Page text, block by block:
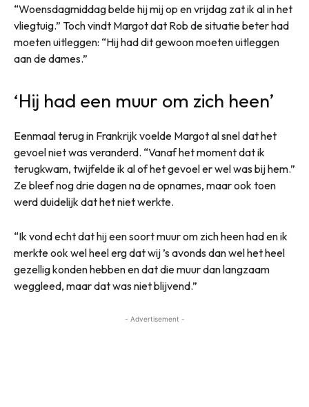
“Woensdagmiddag belde hij mij op en vrijdag zat ik al in het
vliegtuig.” Toch vindt Margot dat Rob de situatie beter had
moeten uitleggen: “Hij had dit gewoon moeten uitleggen
aan de dames.”
‘Hij had een muur om zich heen’
Eenmaal terug in Frankrijk voelde Margot al snel dat het
gevoel niet was veranderd. “Vanaf het moment dat ik
terugkwam, twijfelde ik al of het gevoel er wel was bij hem.”
Ze bleef nog drie dagen na de opnames, maar ook toen
werd duidelijk dat het niet werkte.
“Ik vond echt dat hij een soort muur om zich heen had en ik
merkte ook wel heel erg dat wij ’s avonds dan wel het heel
gezellig konden hebben en dat die muur dan langzaam
weggleed, maar dat was niet blijvend.”
- Advertisement -